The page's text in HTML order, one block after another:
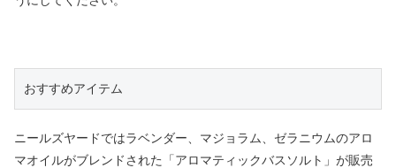
おすすめアイテム
ニールズヤードではラベンダー、マジョラム、ゼラニウムのアロ
マオイルがブレンドされた「アロマティックバスソルト」が販売